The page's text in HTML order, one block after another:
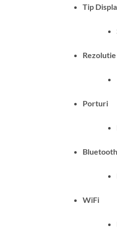
Tip
Porturi
Bluetooth
WiFi